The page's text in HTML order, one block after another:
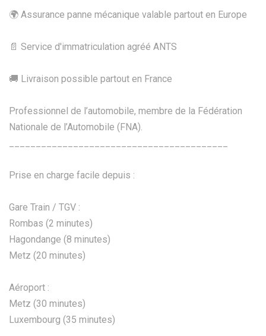
🌍 Assurance panne mécanique valable partout en Europe
📄 Service d'immatriculation agréé ANTS
🚚 Livraison possible partout en France
Professionnel de l’automobile, membre de la Fédération
Nationale de l’Automobile (FNA).
Prise en charge facile depuis :
Gare Train / TGV :
Rombas (2 minutes)
Hagondange (8 minutes)
Metz (20 minutes)
Aéroport :
Metz (30 minutes)
Luxembourg (35 minutes)